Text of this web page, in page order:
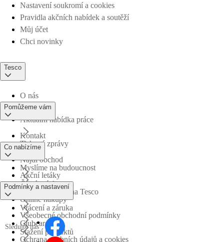
Nastavení soukromí a cookies
Pravidla akčních nabídek a soutěží
Můj účet
Chci novinky
Tesco
O nás
Aktuální nabídka práce
Tiskové zprávy
Myslíme na budoucnost
Obchodní skupina Tesco
Pomůžeme vám
Kontakt
Najdi obchod
Časté otázky
Vrácení a záruka
Stažení produktů
Co nabízíme
Akční letáky
Online nákupy
Clubcard
Podmínky a nastavení
Všeobecné obchodní podmínky
Ochrana osobních údajů a cookies
Sledujte nás